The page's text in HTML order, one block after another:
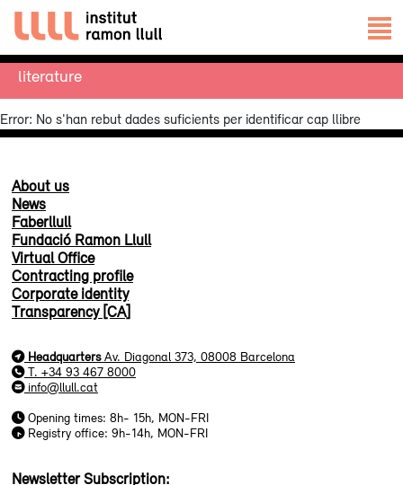
literature
Error: No s'han rebut dades suficients per identificar cap llibre
About us
News
Faberllull
Fundació Ramon Llull
Virtual Office
Contracting profile
Corporate identity
Transparency [CA]
Headquarters Av. Diagonal 373, 08008 Barcelona
T. +34 93 467 8000
info@llull.cat
Opening times: 8h- 15h, MON-FRI
Registry office: 9h-14h, MON-FRI
Newsletter Subscription: